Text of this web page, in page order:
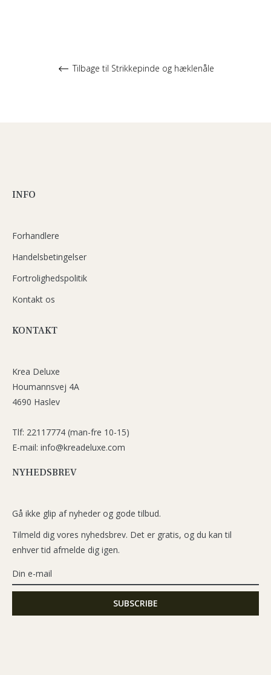
Tilbage til Strikkepinde og hæklenåle
INFO
Forhandlere
Handelsbetingelser
Fortrolighedspolitik
Kontakt os
KONTAKT
Krea Deluxe
Houmannsvej 4A
4690 Haslev
Tlf: 22117774 (man-fre 10-15)
E-mail: info@kreadeluxe.com
NYHEDSBREV
Gå ikke glip af nyheder og gode tilbud.
Tilmeld dig vores nyhedsbrev. Det er gratis, og du kan til
enhver tid afmelde dig igen.